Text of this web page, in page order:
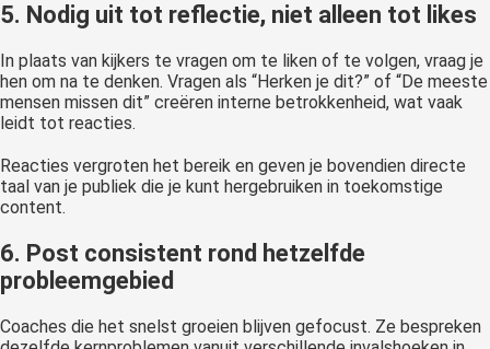
5. Nodig uit tot reflectie, niet alleen tot likes
In plaats van kijkers te vragen om te liken of te volgen, vraag je
hen om na te denken. Vragen als “Herken je dit?” of “De meeste
mensen missen dit” creëren interne betrokkenheid, wat vaak
leidt tot reacties.
Reacties vergroten het bereik en geven je bovendien directe
taal van je publiek die je kunt hergebruiken in toekomstige
content.
6. Post consistent rond hetzelfde
probleemgebied
Coaches die het snelst groeien blijven gefocust. Ze bespreken